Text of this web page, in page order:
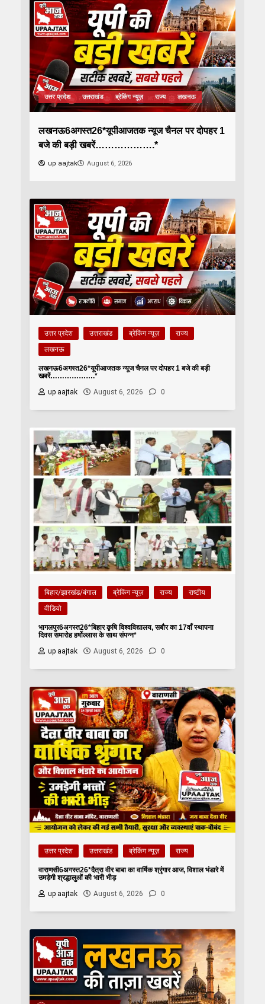
उत्तर प्रदेश उत्तराखंड ब्रेकिंग न्यूज़ राज्य लखनऊ
लखनऊ6अगस्त26*यूपीआजतक न्यूज चैनल पर दोपहर 1
बजे की बड़ी खबरें……………….*
up aajtak August 6, 2026
उत्तर प्रदेश उत्तराखंड ब्रेकिंग न्यूज़
राज्य
लखनऊ
लखनऊ6अगस्त26*यूपीआजतक न्यूज चैनल पर दोपहर 1 बजे की बड़ी
खबरें……………….*
up aajtak
August 6, 2026 0
बिहार/झारखंड/बंगाल ब्रेकिंग न्यूज़ राज्य
राष्टीय
वीडियो
भागलपुर6अगस्त26*बिहार कृषि विश्वविद्यालय, सबौर का 17वाँ स्थापना
दिवस समारोह हर्षोल्लास के साथ संपन्न*
up aajtak
August 6, 2026 0
उत्तर प्रदेश उत्तराखंड ब्रेकिंग न्यूज़ राज्य
वाराणसी6अगस्त26*दैत्रा वीर बाबा का वार्षिक श्रृंगार आज, विशाल भंडारे में
उमड़ेगी श्रद्धालुओं की भारी भीड़
up aajtak
August 6, 2026 0